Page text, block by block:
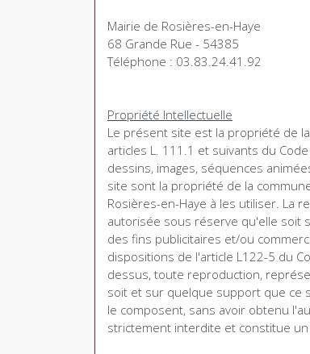
Mairie de Rosières-en-Haye
68 Grande Rue - 54385
Téléphone : 03.83.24.41.92
Propriété Intellectuelle
Le présent site est la propriété de
articles L. 111.1 et suivants du
dessins, images, séquences
site sont la propriété de la
Rosières-en-Haye à les utiliser. La
autorisée sous réserve qu'elle soit
des fins publicitaires et/ou
dispositions de l'article L122-5 du
dessus, toute reproduction,
soit et sur quelque support que ce
le composent, sans avoir obtenu
strictement interdite et constitue